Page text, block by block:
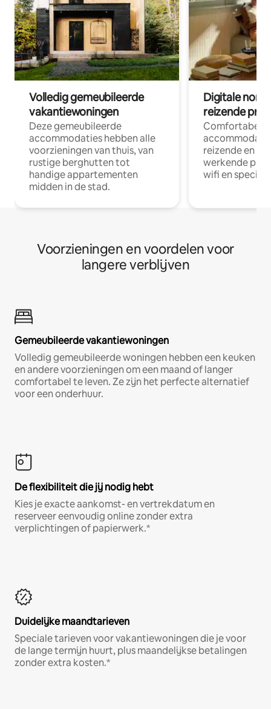
Volledig gemeubileerde
vakantiewoningen
Deze gemeubileerde
accommodaties hebben alle
voorzieningen van thuis, van
rustige berghutten tot
handige appartementen
midden in de stad.
Digitale
reizende
Comfortabele
reizende en
werkende
wifi en
Voorzieningen en voordelen voor
langere verblijven
Gemeubileerde vakantiewoningen
Volledig gemeubileerde woningen hebben een keuken
en andere voorzieningen om een maand of langer
comfortabel te leven. Ze zijn het perfecte alternatief
voor een onderhuur.
De flexibiliteit die jij nodig hebt
Kies je exacte aankomst- en vertrekdatum en
reserveer eenvoudig online zonder extra
verplichtingen of papierwerk.*
Duidelijke maandtarieven
Speciale tarieven voor vakantiewoningen die je voor
de lange termijn huurt, plus maandelijkse betalingen
zonder extra kosten.*